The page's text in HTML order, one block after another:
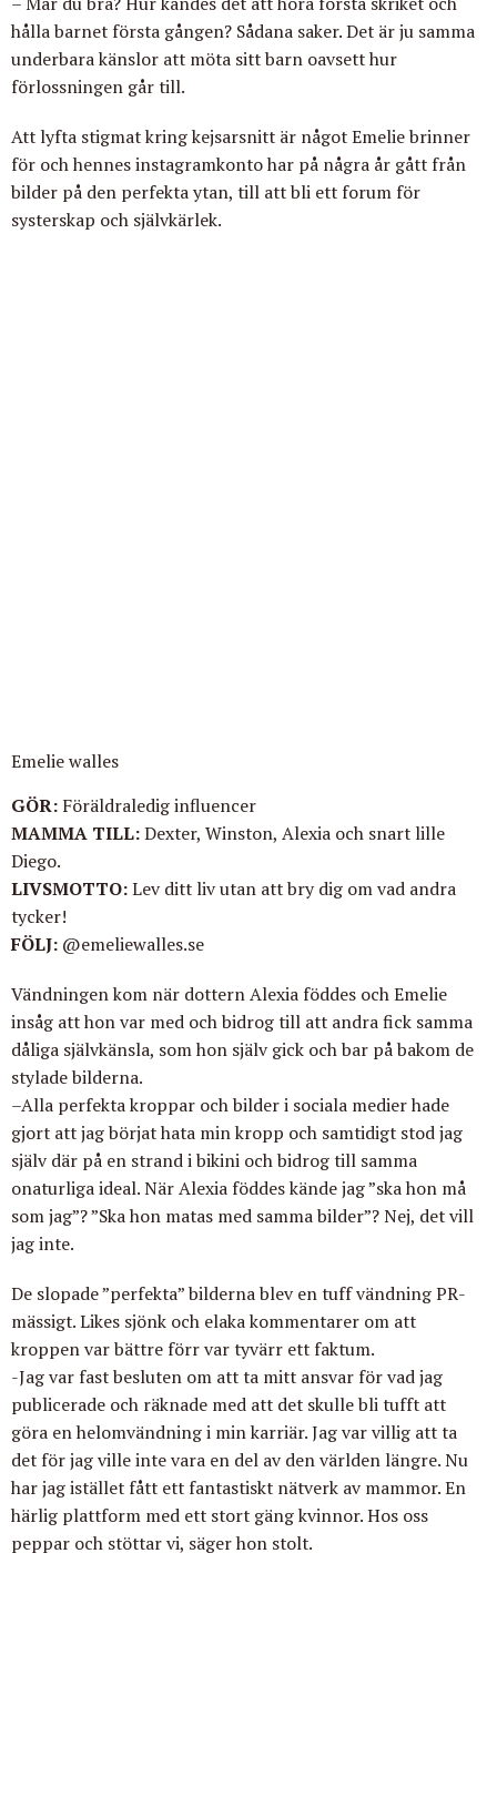
hålla barnet första gången? Sådana saker. Det är ju samma
underbara känslor att möta sitt barn oavsett hur
förlossningen går till.
Att lyfta stigmat kring kejsarsnitt är något Emelie brinner
för och hennes instagramkonto har på några år gått från
bilder på den perfekta ytan, till att bli ett forum för
systerskap och självkärlek.
Emelie walles
GÖR: Föräldraledig influencer
MAMMA TILL:Dexter, Winston, Alexia och snart lille
Diego.
LIVSMOTTO:Lev ditt liv utan att bry dig om vad andra
tycker!
FÖLJ: @emeliewalles.se
Vändningen kom när dottern Alexia föddes och Emelie
insåg att hon var med och bidrog till att andra fick samma
dåliga självkänsla, som hon själv gick och bar på bakom de
stylade bilderna.
–Alla perfekta kroppar och bilder i sociala medier hade
gjort att jag börjat hata min kropp och samtidigt stod jag
själv där på en strand i bikini och bidrog till samma
onaturliga ideal. När Alexia föddes kände jag ”ska hon må
som jag”? ”Ska hon matas med samma bilder”? Nej, det vill
jag inte.
De slopade ”perfekta” bilderna blev en tuff vändning PR-
mässigt. Likes sjönk och elaka kommentarer om att
kroppen var bättre förr var tyvärr ett faktum.
-Jag var fast besluten om att ta mitt ansvar för vad jag
publicerade och räknade med att det skulle bli tufft att
göra en helomvändning i min karriär. Jag var villig att ta
det för jag ville inte vara en del av den världen längre. Nu
har jag istället fått ett fantastiskt nätverk av mammor. En
härlig plattform med ett stort gäng kvinnor. Hos oss
peppar och stöttar vi, säger hon stolt.